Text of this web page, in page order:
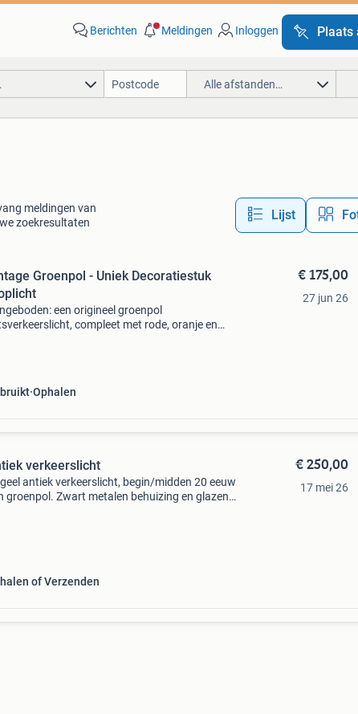
Berichten Meldingen Inloggen Plaats
Alle afstanden…
meldingen van
zoekresultaten
Lijst
Groenpol - Uniek Decoratiestuk
een origineel groenpol
compleet met rode, oranje en
Ophalen
€ 175,00
27 jun 26
verkeerslicht
antiek verkeerslicht, begin/midden 20 eeuw
groenpol. Zwart metalen behuizing en glazen
of Verzenden
€ 250,00
17 mei 26